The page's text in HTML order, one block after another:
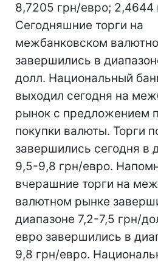
8,7205 грн/евро; 2,4644
Сегодняшние торги на
межбанковском
завершились в
долл. Национальный
выходил сегодня на
рынок с предложением
покупки валюты. Торги
завершились сегодня в
9,5-9,8 грн/евро.
вчерашние торги на
валютном рынке
диапазоне 7,2-7,5 грн/
евро завершились в
9,8 грн/евро.